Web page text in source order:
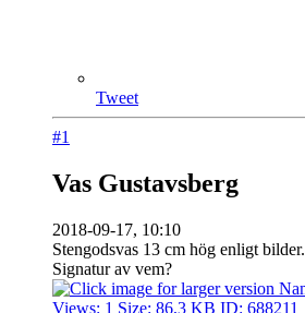
Tweet
#1
Vas Gustavsberg
2018-09-17, 10:10
Stengodsvas 13 cm hög enligt bilder.
Signatur av vem?